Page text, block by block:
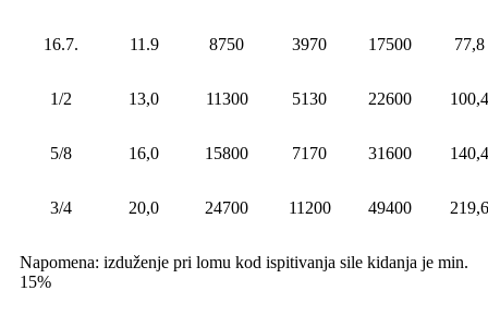
16.7. 11.9 8750 3970 17500 77,8
1/2 13,0 11300 5130 22600 100,4
5/8 16,0 15800 7170 31600 140,4
3/4 20,0 24700 11200 49400 219,6
Napomena: izduženje pri lomu kod ispitivanja sile kidanja je min.
15%